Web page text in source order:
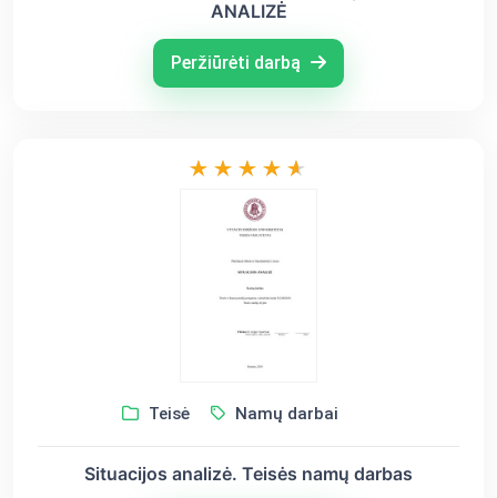
ANALIZĖ
Peržiūrėti darbą
Teisė Namų darbai
Situacijos analizė. Teisės namų darbas